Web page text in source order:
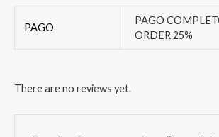
PAGO
PAGO
ORDER 25%
There are no reviews yet.